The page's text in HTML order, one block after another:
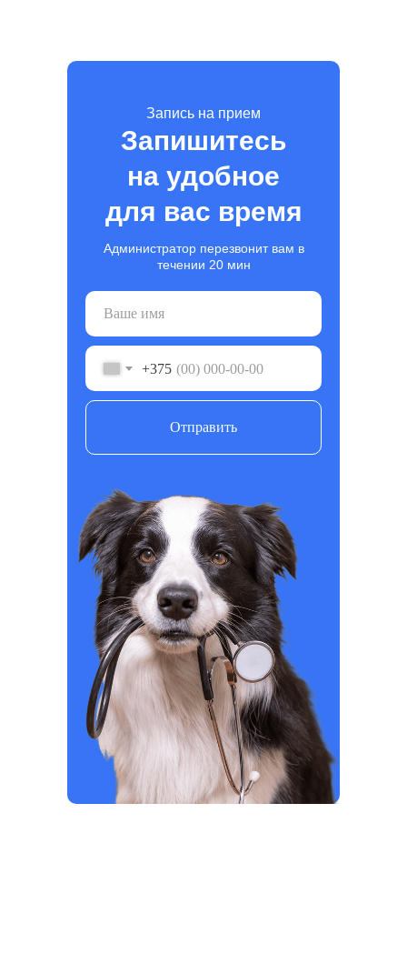
+375
Отправить
Запишитесь
на удобное
для вас время
Запись на прием
Администратор перезвонит вам в
течении 20 мин